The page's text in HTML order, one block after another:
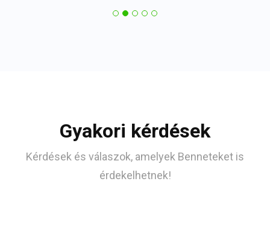
Gyakori kérdések
Kérdések és válaszok, amelyek Benneteket is
érdekelhetnek!